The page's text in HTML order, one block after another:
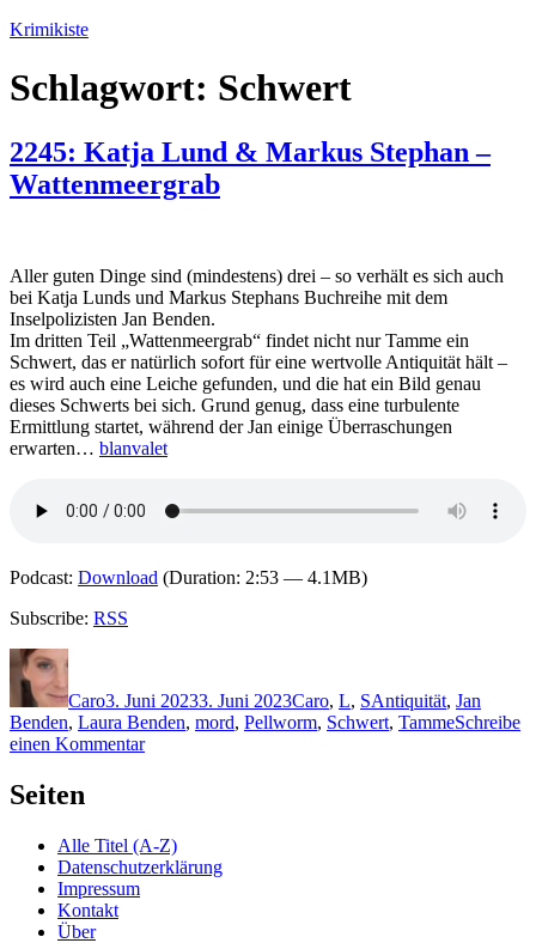
Zum
springen
Krimikiste
Schlagwort: Schwert
2245: Katja Lund & Markus Stephan –
Wattenmeergrab
Aller guten Dinge sind (mindestens) drei – so verhält es sich auch
bei Katja Lunds und Markus Stephans Buchreihe mit dem
Inselpolizisten Jan Benden.
Im dritten Teil „Wattenmeergrab“ findet nicht nur Tamme ein
Schwert, das er natürlich sofort für eine wertvolle Antiquität hält –
es wird auch eine Leiche gefunden, und die hat ein Bild genau
dieses Schwerts bei sich. Grund genug, dass eine turbulente
Ermittlung startet, während der Jan einige Überraschungen
erwarten… blanvalet
Podcast: Download (Duration: 2:53 — 4.1MB)
Subscribe: RSS
Autor
Caro3. Juni 20233. Juni 2023Caro, L, SAntiquität, Jan
Benden, Laura Benden, mord, Pellworm, Schwert, TammeSchreibe
einen Kommentarzu
Markus
Stephan
Seiten
Alle Titel (A-Z)
Datenschutzerklärung
Impressum
Kontakt
Über